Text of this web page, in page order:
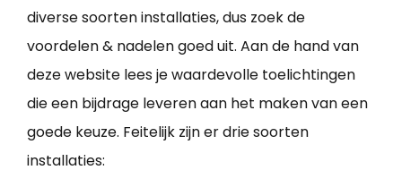
diverse soorten installaties, dus zoek de
voordelen & nadelen goed uit. Aan de hand van
deze website lees je waardevolle toelichtingen
die een bijdrage leveren aan het maken van een
goede keuze. Feitelijk zijn er drie soorten
installaties: